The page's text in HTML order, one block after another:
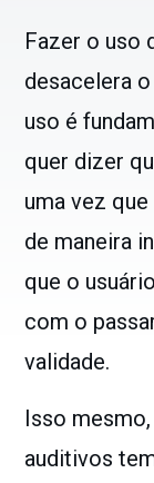
Fazer o uso
desacelera
uso é
quer dizer
uma vez
de maneira
que o
com o
validade.
Isso
auditivos